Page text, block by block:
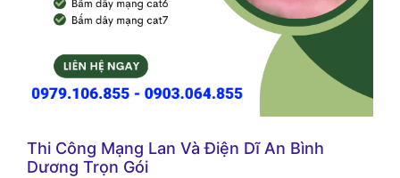
Thi Công Mạng Lan Và Điện Dĩ An Bình
Dương Trọn Gói